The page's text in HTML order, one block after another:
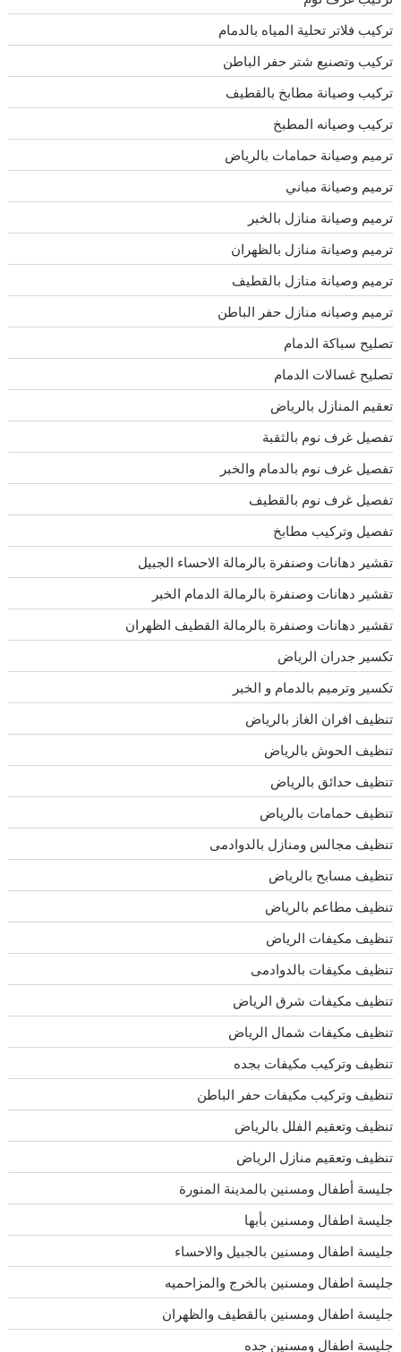
تركيب فلاتر تحلية المياه بالدمام
تركيب وتصنيع شتر حفر الباطن
تركيب وصيانة مطابخ بالقطيف
تركيب وصيانه المطبخ
ترميم وصيانة حمامات بالرياض
ترميم وصيانة مباني
ترميم وصيانة منازل بالخبر
ترميم وصيانة منازل بالظهران
ترميم وصيانة منازل بالقطيف
ترميم وصيانه منازل حفر الباطن
تصليح سباكة الدمام
تصليح غسالات الدمام
تعقيم المنازل بالرياض
تفصيل غرف نوم بالثقبة
تفصيل غرف نوم بالدمام والخبر
تفصيل غرف نوم بالقطيف
تفصيل وتركيب مطابخ
تقشير دهانات وصنفرة بالرمالة الاحساء الجبيل
تقشير دهانات وصنفرة بالرمالة الدمام الخبر
تقشير دهانات وصنفرة بالرمالة القطيف الظهران
تكسير جدران الرياض
تكسير وترميم بالدمام و الخبر
تنظيف افران الغاز بالرياض
تنظيف الحوش بالرياض
تنظيف حدائق بالرياض
تنظيف حمامات بالرياض
تنظيف مجالس ومنازل بالدوادمى
تنظيف مسابح بالرياض
تنظيف مطاعم بالرياض
تنظيف مكيفات الرياض
تنظيف مكيفات بالدوادمى
تنظيف مكيفات شرق الرياض
تنظيف مكيفات شمال الرياض
تنظيف وتركيب مكيفات بجده
تنظيف وتركيب مكيفات حفر الباطن
تنظيف وتعقيم الفلل بالرياض
تنظيف وتعقيم منازل الرياض
جليسة أطفال ومسنين بالمدينة المنورة
جليسة اطفال ومسنين بأبها
جليسة اطفال ومسنين بالجبيل والاحساء
جليسة اطفال ومسنين بالخرج والمزاحميه
جليسة اطفال ومسنين بالقطيف والظهران
جليسة اطفال ومسنين جده